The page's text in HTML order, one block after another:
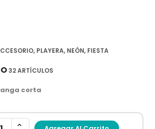
PLAYERA, NEÓN, FIESTA
32 ARTÍCULOS
corta